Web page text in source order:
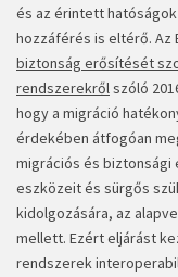
és az érintett
hozzáférés is eltérő. Az
biztonság erősítését
rendszerekrőlszóló
hogy a migráció
érdekében átfogóan
migrációs és
eszközeit és sürgős
kidolgozására, az
mellett. Ezért eljárást
rendszerek